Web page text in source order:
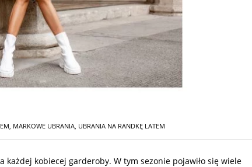
MARKOWE UBRANIA UBRANIA NA RANDKĘ LATEM
kobiecej garderoby. W tym sezonie pojawiło się wiele